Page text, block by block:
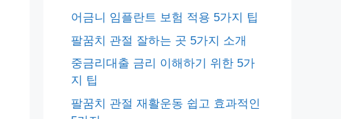
어금니 임플란트 보험 적용 5가지 팁
팔꿈치 관절 잘하는 곳 5가지 소개
중금리대출 금리 이해하기 위한 5가
지 팁
팔꿈치 관절 재활운동 쉽고 효과적인